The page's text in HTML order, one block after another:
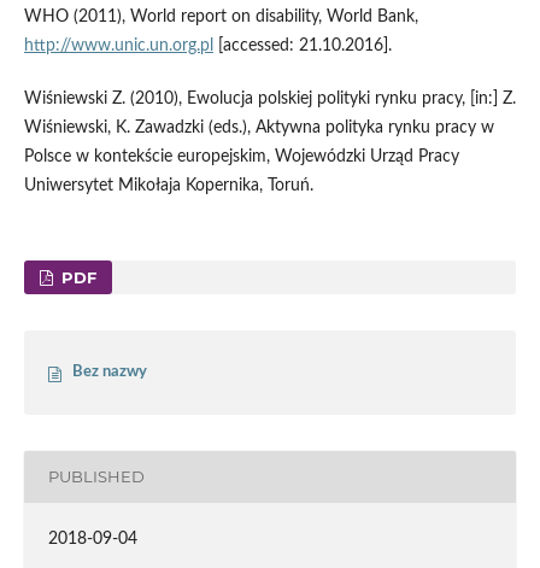
WHO (2011), World report on disability, World Bank,
http://www.unic.un.org.pl
[accessed: 21.10.2016].
Wiśniewski Z. (2010), Ewolucja polskiej polityki rynku pracy, [in:] Z.
Wiśniewski, K. Zawadzki (eds.), Aktywna polityka rynku pracy w
Polsce w kontekście europejskim, Wojewódzki Urząd Pracy
Uniwersytet Mikołaja Kopernika, Toruń.
PDF
Bez nazwy
PUBLISHED
2018-09-04